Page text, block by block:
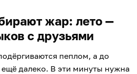
жар: лето —
с друзьями
пеплом, а до
далеко. В эти минуты нужна